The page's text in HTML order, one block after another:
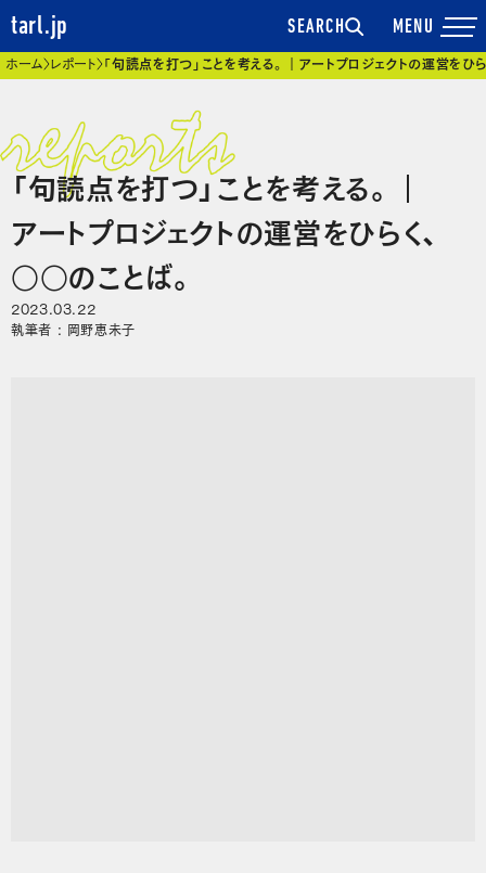
tarl.jp SEARCH
現在位置
ホーム レポート 「句読点を打つ」ことを考える。｜アートプロジェクトの運営をひ
「句読点を打つ」ことを考える。｜
アートプロジェクトの運営をひらく、
○○のことば。
2023.03.22
執筆者 : 岡野恵未子